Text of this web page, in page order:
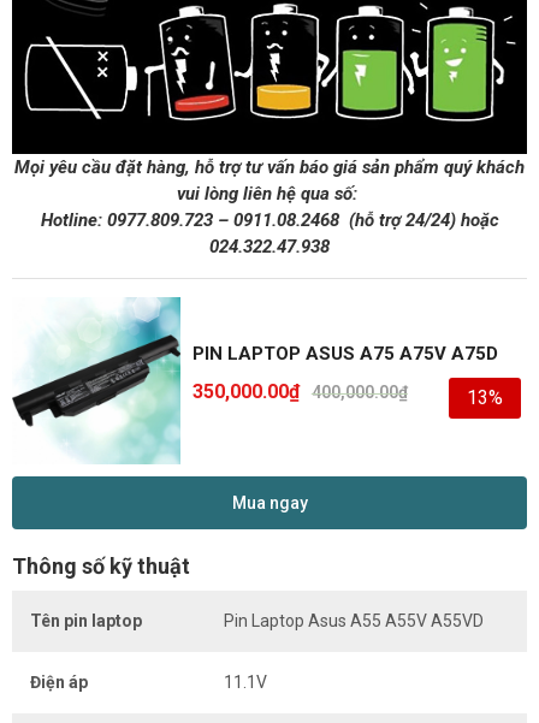
Mọi yêu cầu đặt hàng, hỗ trợ tư vấn báo giá sản phẩm quý khách
vui lòng liên hệ qua số:
Hotline: 0977.809.723– 0911.08.2468 (hỗ trợ 24/24)hoặc
024.322.47.938
PIN LAPTOP ASUS A75 A75V A75D
400,000.00₫
350,000.00₫ 13%
Mua ngay
Thông số kỹ thuật
Tên pin laptop Pin Laptop Asus A55 A55V A55VD
Điện áp 11.1V